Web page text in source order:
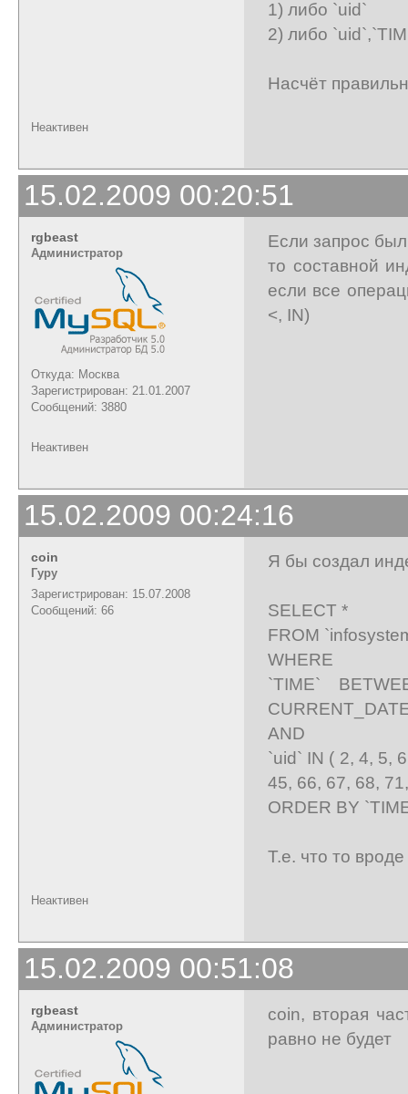
1) либо `uid`
2) либо
Насчёт
Неактивен
15.02.2009 00:20:51
rgbeast
Администратор
Откуда: Москва
Зарегистрирован: 21.01.2007
Сообщений: 3880
Если запрос
то составной
если все
<, IN)
Неактивен
15.02.2009 00:24:16
coin
Гуру
Зарегистрирован: 15.07.2008
Сообщений: 66
Я бы создал
SELECT *
FROM
WHERE
`TIME`
AND
`uid` IN ( 2, 4, 5,
45, 66, 67, 68,
ORDER BY
Т.е. что то
Неактивен
15.02.2009 00:51:08
rgbeast
Администратор
coin, вторая
равно не будет